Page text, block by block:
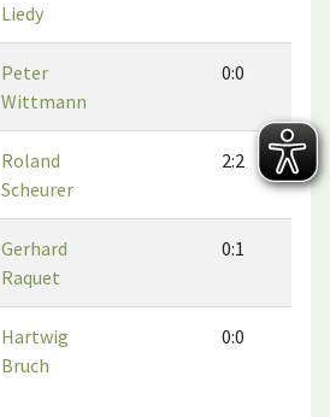
Liedy
Peter
Wittmann
0:0
Roland
Scheurer
2:2 0:2
Gerhard
Raquet
0:1
Hartwig
Bruch
0:0